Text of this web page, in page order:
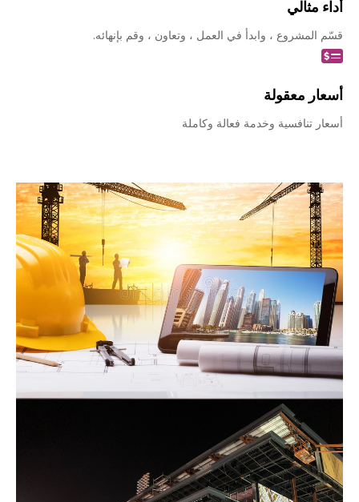
أداء مثالي
قسّم المشروع ، وابدأ في العمل ، وتعاون ، وقم بإنهائه.​
أسعار معقولة
أسعار تنافسية وخدمة فعالة وكاملة